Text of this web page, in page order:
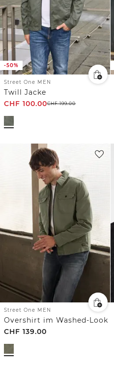
-50%
Street One MEN
Twill Jacke
CHF 100.00CHF199.00
Street One MEN
Overshirt im Washed-Look
CHF 139.00